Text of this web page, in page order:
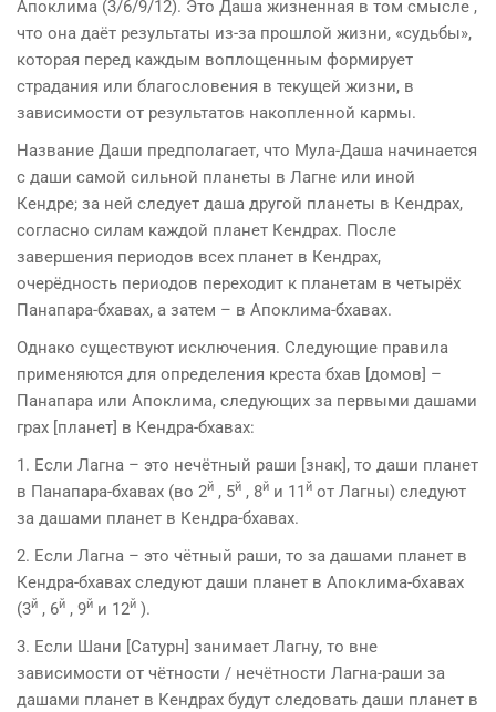
Апоклима (3/6/9/12). Это Даша жизненная в том смысле ,
что она даёт результаты из-за прошлой жизни, «судьбы»,
которая перед каждым воплощенным формирует
страдания или благословения в текущей жизни, в
зависимости от результатов накопленной кармы.
Название Даши предполагает, что Мула-Даша начинается
с даши самой сильной планеты в Лагне или иной
Кендре; за ней следует даша другой планеты в Кендрах,
согласно силам каждой планет Кендрах. После
завершения периодов всех планет в Кендрах,
очерёдность периодов переходит к планетам в четырёх
Панапара-бхавах, а затем – в Апоклима-бхавах.
Однако существуют исключения. Следующие правила
применяются для определения креста бхав [домов] –
Панапара или Апоклима, следующих за первыми дашами
грах [планет] в Кендра-бхавах:
1. Если Лагна – это нечётный раши [знак], то даши планет
в Панапара-бхавах (во 2й , 5й , 8й и 11й от Лагны) следуют
за дашами планет в Кендра-бхавах.
2. Если Лагна – это чётный раши, то за дашами планет в
Кендра-бхавах следуют даши планет в Апоклима-бхавах
(3й , 6й , 9й и 12й ).
3. Если Шани [Сатурн] занимает Лагну, то вне
зависимости от чётности / нечётности Лагна-раши за
дашами планет в Кендрах будут следовать даши планет в